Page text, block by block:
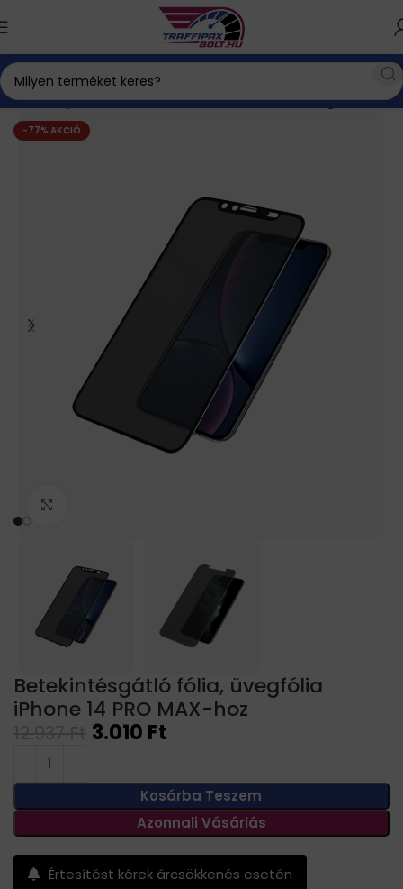
Kezdőlap iPhone tartozékok, akkumulátor Üvegfólia
-77% AKCIÓ
Betekintésgátló fólia, üvegfólia
iPhone 14 PRO MAX-hoz
3.010 Ft
Kosárba Teszem
Azonnali Vásárlás
Értesítést kérek árcsökkenés esetén